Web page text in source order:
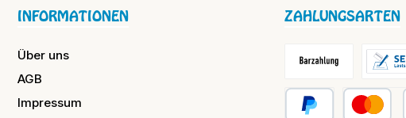
INFORMATIONEN
Über uns
AGB
Impressum
ZAHLUNGSARTEN
Barzahlung /